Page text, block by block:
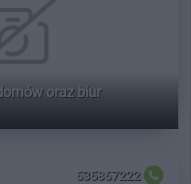
oraz biur
535867222